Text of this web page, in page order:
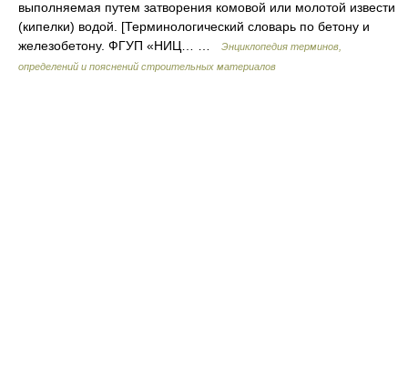
выполняемая путем затворения комовой или молотой извести
(кипелки) водой. [Терминологический словарь по бетону и
железобетону. ФГУП «НИЦ… …
Энциклопедия терминов,
определений и пояснений строительных материалов